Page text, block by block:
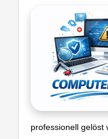
professionell gelöst